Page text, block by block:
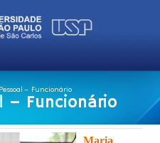
– Funcionário
– Funcionário
Maria